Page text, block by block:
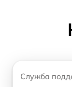
Служба